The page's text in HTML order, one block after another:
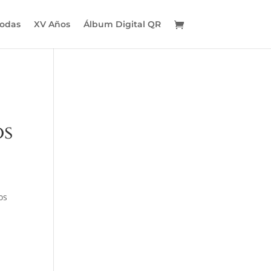
XV Años Álbum Digital QR